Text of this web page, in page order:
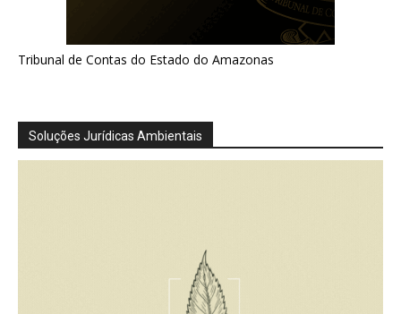
Tribunal de Contas do Estado do Amazonas
Soluções Jurídicas Ambientais